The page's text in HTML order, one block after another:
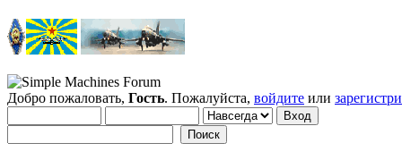
Добро пожаловать, Гость. Пожалуйста, войдите или